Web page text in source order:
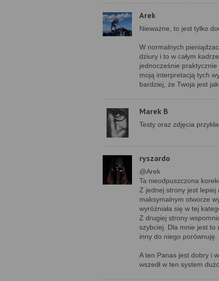
Arek
Nieważne, to jest tylko
W normalnych
dziury i to w całym
jednocześnie
moją interpretacją tych
bardziej, że Twoja jest
Marek B
Testy oraz zdjęcia
ryszardo
@Arek
Ta nieodpuszczona
Z jednej strony jest lepiej
maksymalnym otworze
wyróżniała się w tej
Z drugiej strony
szybciej. Dla mnie jest to
inny do niego porównuję.
A ten Panas jest dobry i
wszedł w ten system